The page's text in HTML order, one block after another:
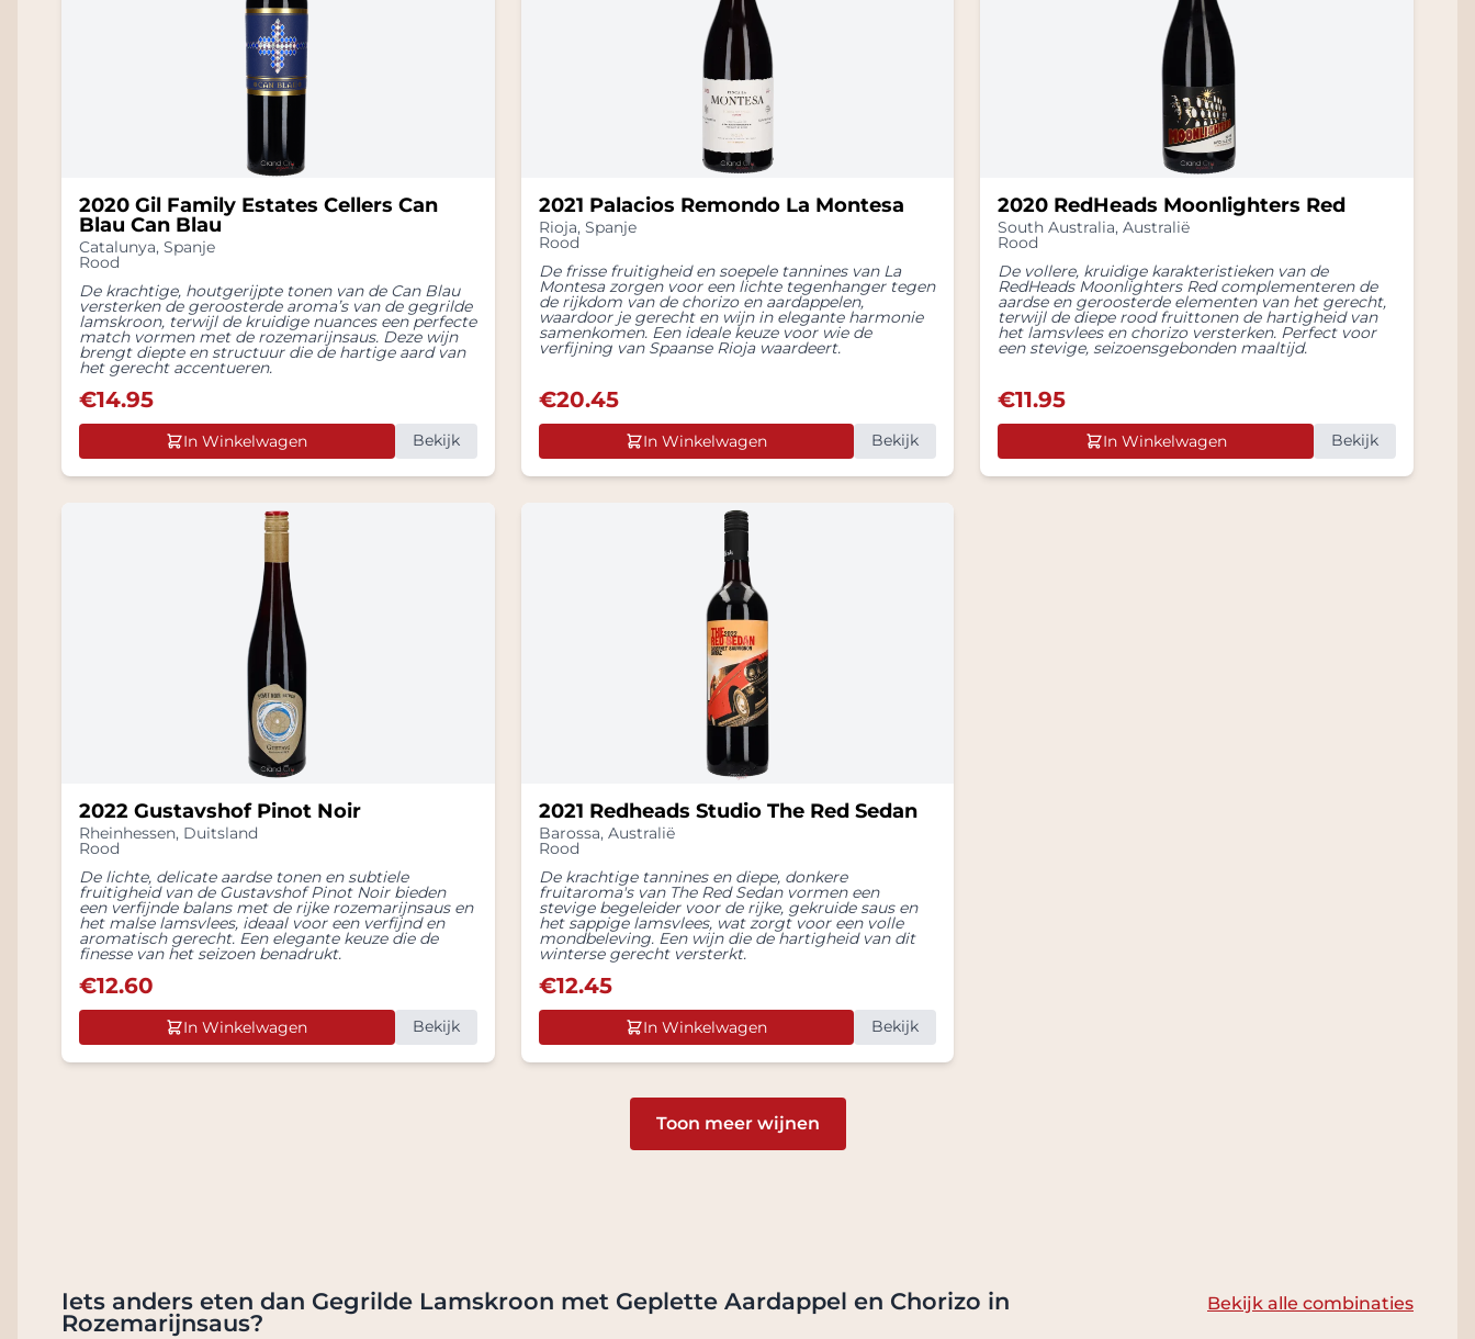
2020 Gil Family Estates Cellers Can
Blau Can Blau
Catalunya, Spanje
Rood
De krachtige, houtgerijpte tonen van de Can Blau
versterken de geroosterde aroma’s van de gegrilde
lamskroon, terwijl de kruidige nuances een perfecte
match vormen met de rozemarijnsaus. Deze wijn
brengt diepte en structuur die de hartige aard van
het gerecht accentueren.
€14.95
In Winkelwagen Bekijk
2021 Palacios Remondo La Montesa
Rioja, Spanje
Rood
De frisse fruitigheid en soepele tannines van La
Montesa zorgen voor een lichte tegenhanger tegen
de rijkdom van de chorizo en aardappelen,
waardoor je gerecht en wijn in elegante harmonie
samenkomen. Een ideale keuze voor wie de
verfijning van Spaanse Rioja waardeert.
€20.45
In Winkelwagen Bekijk
2020 RedHeads Moonlighters Red
South Australia,Australië
Rood
De vollere, kruidige karakteristieken van de
RedHeads Moonlighters Red complementeren de
aardse en geroosterde elementen van het gerecht,
terwijl de diepe rood fruittonen de hartigheid van
het lamsvlees en chorizo versterken. Perfect voor
een stevige, seizoensgebonden maaltijd.
€11.95
In Winkelwagen Bekijk
2022 Gustavshof Pinot Noir
Rheinhessen, Duitsland
Rood
De lichte, delicate aardse tonen en subtiele
fruitigheid van de Gustavshof Pinot Noir bieden
een verfijnde balans met de rijke rozemarijnsaus en
het malse lamsvlees, ideaal voor een verfijnd en
aromatisch gerecht. Een elegante keuze die de
finesse van het seizoen benadrukt.
€12.60
In Winkelwagen Bekijk
2021 Redheads Studio The Red Sedan
Barossa, Australië
Rood
De krachtige tannines en diepe, donkere
fruitaroma's van The Red Sedan vormen een
stevige begeleider voor de rijke, gekruide saus en
het sappige lamsvlees, wat zorgt voor een volle
mondbeleving. Een wijn die de hartigheid van dit
winterse gerecht versterkt.
€12.45
In Winkelwagen Bekijk
Toon meer wijnen
Iets anders eten dan Gegrilde Lamskroon met Geplette Aardappel en Chorizo in
Rozemarijnsaus?
Bekijk alle combinaties